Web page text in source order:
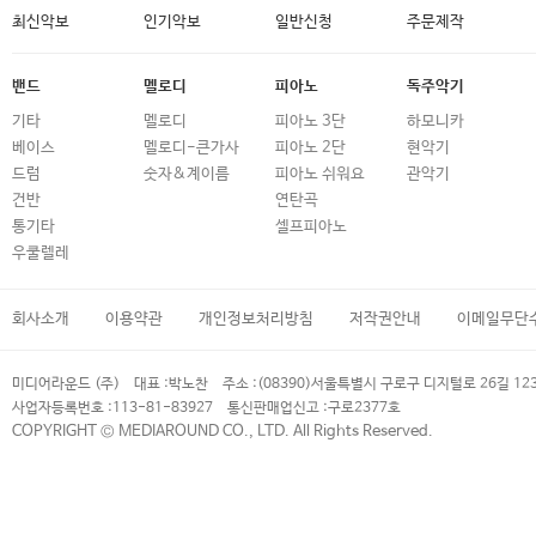
최신악보 인기악보 일반신청 주문제작
밴드
기타
베이스
드럼
건반
통기타
우쿨렐레
멜로디
멜로디
멜로디-큰가사
숫자&계이름
피아노
피아노 3단
피아노 2단
피아노 쉬워요
연탄곡
셀프피아노
독주악기
하모니카
현악기
관악기
회사소개 이용약관 개인정보처리방침 저작권안내 이메일무단
미디어라운드 (주) 대표 :박노찬 주소 : (08390)서울특별시 구로구 디지털로 26길
사업자등록번호 :113-81-83927 통신판매업신고 :구로2377호
COPYRIGHT © MEDIAROUND CO., LTD. All Rights Reserved.